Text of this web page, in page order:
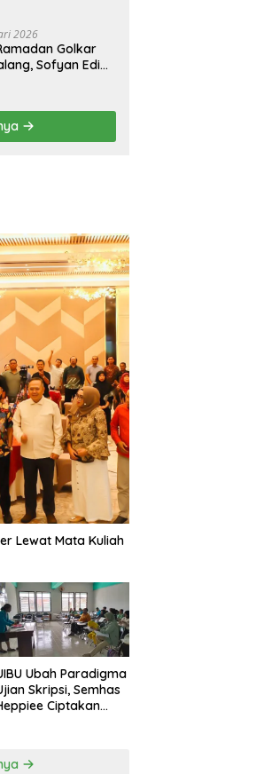
2026
Golkar
Sofyan Edi
Generasi Muda
Lewat Mata Kuliah
Ubah Paradigma
Skripsi, Semhas
Ciptakan